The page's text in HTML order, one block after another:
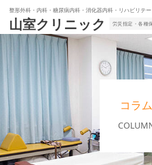
整形外科・内科・糖尿病内科・消化器内科・リハビリテ
山室クリニック 労災指定・各種
コラム